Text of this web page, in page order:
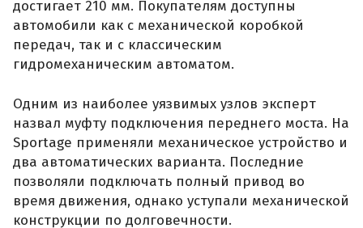
достигает 210 мм. Покупателям доступны
автомобили как с механической коробкой
передач, так и с классическим
гидромеханическим автоматом.
Одним из наиболее уязвимых узлов эксперт
назвал муфту подключения переднего моста. На
Sportage применяли механическое устройство и
два автоматических варианта. Последние
позволяли подключать полный привод во
время движения, однако уступали механической
конструкции по долговечности.